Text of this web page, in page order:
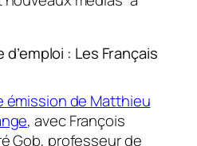
: Les Français
émission de Matthieu
, avec François
Gob, professeur de